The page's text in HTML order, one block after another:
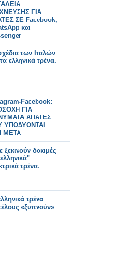
ΓΙΑ
ΣΕ Facebook,
και
των Ιταλών
ελληνικά τρένα.
Facebook:
ΓΙΑ
ΑΠΑΤΕΣ
ΥΠΟΔΥΟΝΤΑΙ
META
ξεκινούν δοκιμές
τρένα.
τρένα
«ξυπνούν»